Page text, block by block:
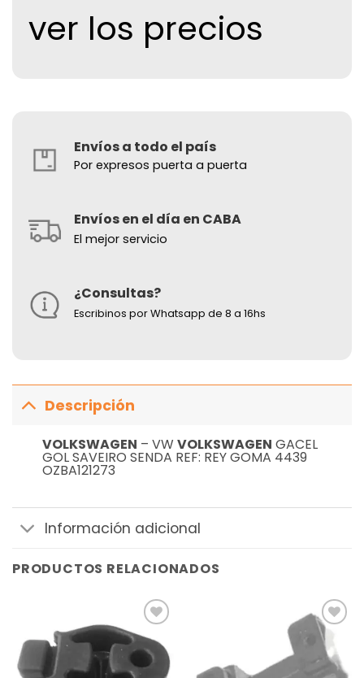
ver los precios
Envíos a todo el país
Por expresos puerta a puerta
Envíos en el día en CABA
El mejor servicio
¿Consultas?
Escribinos por Whatsapp de 8 a 16hs
Descripción
VOLKSWAGEN – VW VOLKSWAGEN GACEL
GOL SAVEIRO SENDA REF: REY GOMA 4439
OZBA121273
Información adicional
PRODUCTOS RELACIONADOS
Añadir
a la
lista de
deseos
Añadir
a la
lista de
deseos